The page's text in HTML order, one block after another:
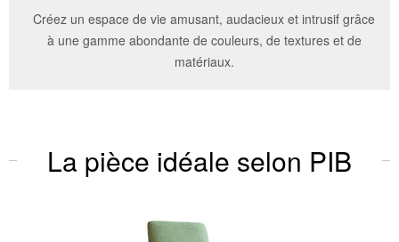
Créez un espace de vie amusant, audacieux et intrusif grâce
à une gamme abondante de couleurs, de textures et de
matériaux.
La pièce idéale selon PIB